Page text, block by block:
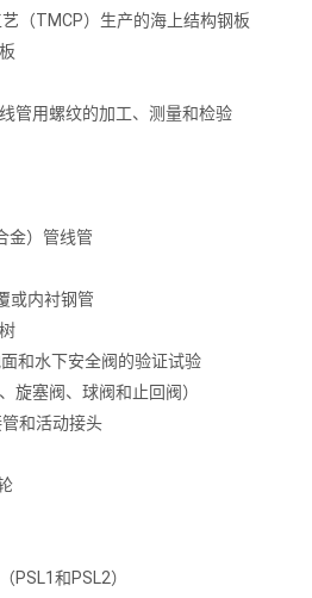
（TMCP）生产的海上结构钢板
管用螺纹的加工、测量和检验
金）管线管
或内衬钢管
和水下安全阀的验证试验
旋塞阀、球阀和止回阀）
和活动接头
PSL1和PSL2）